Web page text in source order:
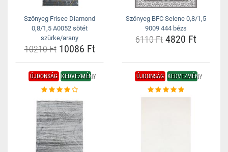
Szőnyeg Frisee Diamond
0,8/1,5 A0052 sötét
szürke/arany
10210 Ft10086 Ft
Szőnyeg BFC Selene 0,8/1,5
9009 444 bézs
6110 Ft 4820 Ft
ÚJDONSÁG KEDVEZMÉNY ÚJDONSÁG KEDVEZMÉNY